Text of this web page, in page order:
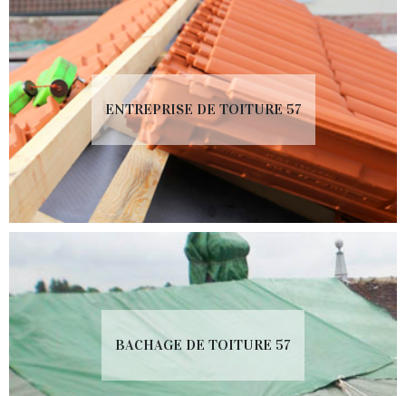
ENTREPRISE DE TOITURE 57
BACHAGE DE TOITURE 57